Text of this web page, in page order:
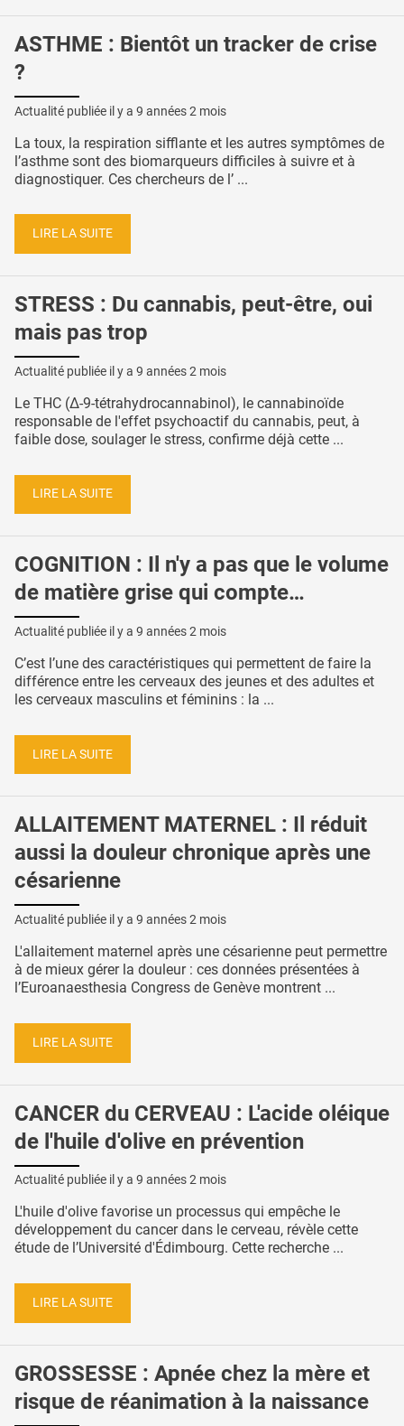
ASTHME : Bientôt un tracker de crise
?
Actualité publiée il y a 9 années 2 mois
La toux, la respiration sifflante et les autres symptômes de
l’asthme sont des biomarqueurs difficiles à suivre et à
diagnostiquer. Ces chercheurs de l’ ...
LIRE LA SUITE
STRESS : Du cannabis, peut-être, oui
mais pas trop
Actualité publiée il y a 9 années 2 mois
Le THC (Δ-9-tétrahydrocannabinol), le cannabinoïde
responsable de l'effet psychoactif du cannabis, peut, à
faible dose, soulager le stress, confirme déjà cette ...
LIRE LA SUITE
COGNITION : Il n'y a pas que le volume
de matière grise qui compte…
Actualité publiée il y a 9 années 2 mois
C’est l’une des caractéristiques qui permettent de faire la
différence entre les cerveaux des jeunes et des adultes et
les cerveaux masculins et féminins : la ...
LIRE LA SUITE
ALLAITEMENT MATERNEL : Il réduit
aussi la douleur chronique après une
césarienne
Actualité publiée il y a 9 années 2 mois
L'allaitement maternel après une césarienne peut permettre
à de mieux gérer la douleur : ces données présentées à
l’Euroanaesthesia Congress de Genève montrent ...
LIRE LA SUITE
CANCER du CERVEAU : L'acide oléique
de l'huile d'olive en prévention
Actualité publiée il y a 9 années 2 mois
L'huile d'olive favorise un processus qui empêche le
développement du cancer dans le cerveau, révèle cette
étude de l’Université d'Édimbourg. Cette recherche ...
LIRE LA SUITE
GROSSESSE : Apnée chez la mère et
risque de réanimation à la naissance